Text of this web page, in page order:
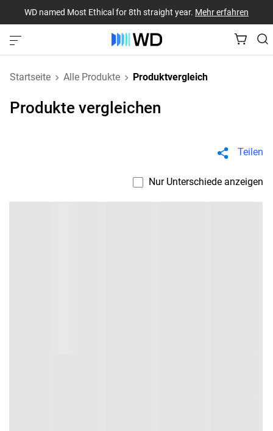
WD named Most Ethical for 8th straight year. Mehr erfahren
Startseite Alle Produkte Produktvergleich
Produkte vergleichen
Teilen
Nur Unterschiede anzeigen